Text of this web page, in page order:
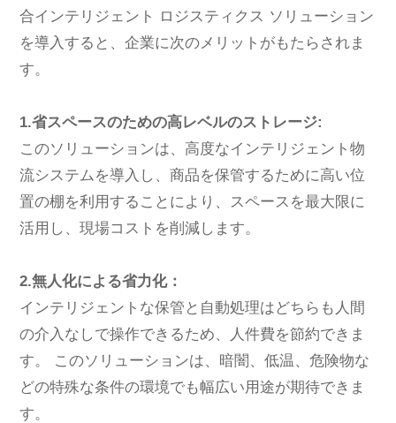
合インテリジェント ロジスティクス ソリューション
を導入すると、企業に次のメリットがもたらされま
す。
1.省スペースのための高レベルのストレージ:
このソリューションは、高度なインテリジェント物
流システムを導入し、商品を保管するために高い位
置の棚を利用することにより、スペースを最大限に
活用し、現場コストを削減します。
2.無人化による省力化：
インテリジェントな保管と自動処理はどちらも人間
の介入なしで操作できるため、人件費を節約できま
す。 このソリューションは、暗闇、低温、危険物な
どの特殊な条件の環境でも幅広い用途が期待できま
す。